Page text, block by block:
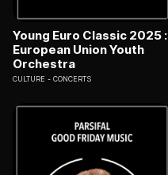
Young Euro Classic 2025 :
European Union Youth
Orchestra
CULTURE CONCERTS